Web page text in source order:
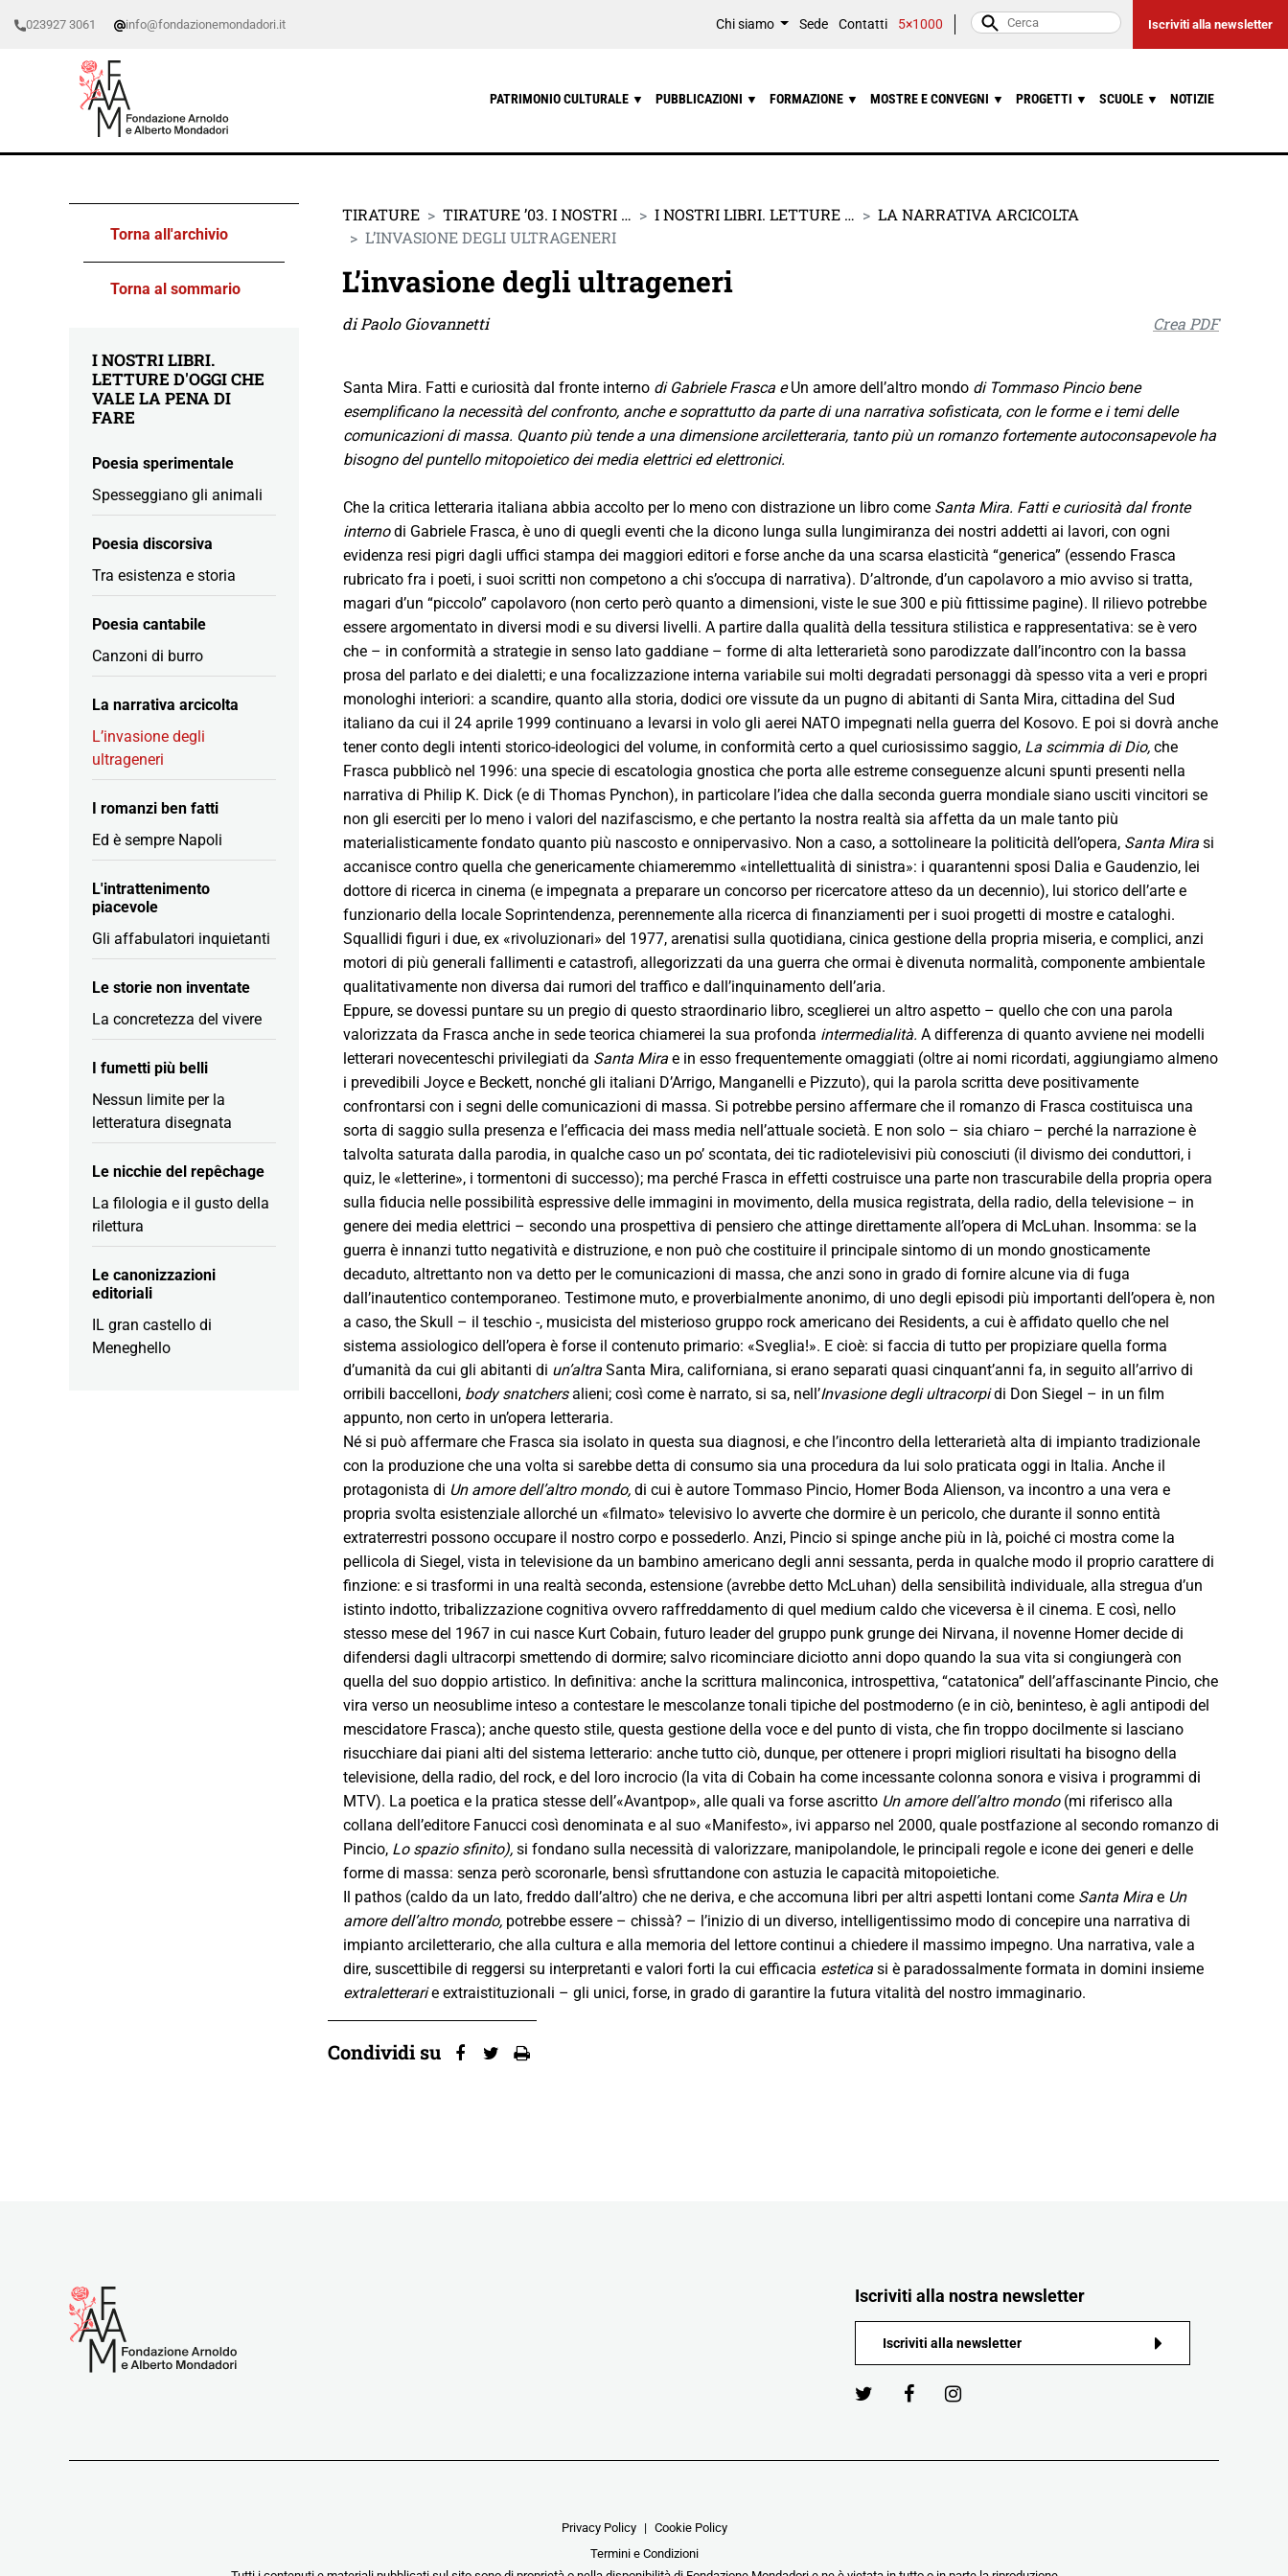
023927 3061 info@fondazionemondadori.it Chi siamo Sede Contatti 5×1000 Iscriviti alla newsletter
PATRIMONIO CULTURALE ▼ PUBBLICAZIONI ▼ FORMAZIONE ▼ MOSTRE E CONVEGNI ▼ PROGETTI ▼ SCUOLE ▼ NOTIZIE
Torna all'archivio
Torna al sommario
I NOSTRI LIBRI.
LETTURE D'OGGI CHE
VALE LA PENA DI
FARE
Poesia sperimentale
Spesseggiano gli animali
Poesia discorsiva
Tra esistenza e storia
Poesia cantabile
Canzoni di burro
La narrativa arcicolta
L’invasione degli
ultrageneri
I romanzi ben fatti
Ed è sempre Napoli
L'intrattenimento
piacevole
Gli affabulatori inquietanti
Le storie non inventate
La concretezza del vivere
I fumetti più belli
Nessun limite per la
letteratura disegnata
Le nicchie del repêchage
La filologia e il gusto della
rilettura
Le canonizzazioni
editoriali
IL gran castello di
Meneghello
TIRATURE TIRATURE ’03. I NOSTRI … I NOSTRI LIBRI. LETTURE …
LA NARRATIVA ARCICOLTA
L’INVASIONE DEGLI ULTRAGENERI
L’invasione degli ultrageneri
di Paolo Giovannetti Crea PDF
Santa Mira. Fatti e curiosità dal fronte interno di Gabriele Frasca eUn amore dell’altro mondo di Tommaso Pincio bene
esemplificano la necessità del confronto, anche e soprattutto da parte di una narrativa sofisticata, con le forme e i temi delle
comunicazioni di massa. Quanto più tende a una dimensione arciletteraria, tanto più un romanzo fortemente autoconsapevole ha
bisogno del puntello mitopoietico dei media elettrici ed elettronici.
Che la critica letteraria italiana abbia accolto per lo meno con distrazione un libro come Santa Mira. Fatti e curiosità dal fronte
internodi Gabriele Frasca, è uno di quegli eventi che la dicono lunga sulla lungimiranza dei nostri addetti ai lavori, con ogni
evidenza resi pigri dagli uffici stampa dei maggiori editori e forse anche da una scarsa elasticità “generica” (essendo Frasca
rubricato fra i poeti, i suoi scritti non competono a chi s’occupa di narrativa). D’altronde, d’un capolavoro a mio avviso si tratta,
magari d’un “piccolo” capolavoro (non certo però quanto a dimensioni, viste le sue 300 e più fittissime pagine). Il rilievo potrebbe
essere argomentato in diversi modi e su diversi livelli. A partire dalla qualità della tessitura stilistica e rappresentativa: se è vero
che – in conformità a strategie in senso lato gaddiane – forme di alta letterarietà sono parodizzate dall’incontro con la bassa
prosa del parlato e dei dialetti; e una focalizzazione interna variabile sui molti degradati personaggi dà spesso vita a veri e propri
monologhi interiori: a scandire, quanto alla storia, dodici ore vissute da un pugno di abitanti di Santa Mira, cittadina del Sud
italiano da cui il 24 aprile 1999 continuano a levarsi in volo gli aerei NATO impegnati nella guerra del Kosovo. E poi si dovrà anche
tener conto degli intenti storico-ideologici del volume, in conformità certo a quel curiosissimo saggio, La scimmia di Dio, che
Frasca pubblicò nel 1996: una specie di escatologia gnostica che porta alle estreme conseguenze alcuni spunti presenti nella
narrativa di Philip K. Dick (e di Thomas Pynchon), in particolare l’idea che dalla seconda guerra mondiale siano usciti vincitori se
non gli eserciti per lo meno i valori del nazifascismo, e che pertanto la nostra realtà sia affetta da un male tanto più
materialisticamente fondato quanto più nascosto e onnipervasivo. Non a caso, a sottolineare la politicità dell’opera, Santa Mira si
accanisce contro quella che genericamente chiameremmo «intellettualità di sinistra»: i quarantenni sposi Dalia e Gaudenzio, lei
dottore di ricerca in cinema (e impegnata a preparare un concorso per ricercatore atteso da un decennio), lui storico dell’arte e
funzionario della locale Soprintendenza, perennemente alla ricerca di finanziamenti per i suoi progetti di mostre e cataloghi.
Squallidi figuri i due, ex «rivoluzionari» del 1977, arenatisi sulla quotidiana, cinica gestione della propria miseria, e complici, anzi
motori di più generali fallimenti e catastrofi, allegorizzati da una guerra che ormai è divenuta normalità, componente ambientale
qualitativamente non diversa dai rumori del traffico e dall’inquinamento dell’aria.
Eppure, se dovessi puntare su un pregio di questo straordinario libro, sceglierei un altro aspetto – quello che con una parola
valorizzata da Frasca anche in sede teorica chiamerei la sua profonda intermedialità. A differenza di quanto avviene nei modelli
letterari novecenteschi privilegiati da Santa Mira e in esso frequentemente omaggiati (oltre ai nomi ricordati, aggiungiamo almeno
i prevedibili Joyce e Beckett, nonché gli italiani D’Arrigo, Manganelli e Pizzuto), qui la parola scritta deve positivamente
confrontarsi con i segni delle comunicazioni di massa. Si potrebbe persino affermare che il romanzo di Frasca costituisca una
sorta di saggio sulla presenza e l’efficacia dei mass media nell’attuale società. E non solo – sia chiaro – perché la narrazione è
talvolta saturata dalla parodia, in qualche caso un po’ scontata, dei tic radiotelevisivi più conosciuti (il divismo dei conduttori, i
quiz, le «letterine», i tormentoni di successo); ma perché Frasca in effetti costruisce una parte non trascurabile della propria opera
sulla fiducia nelle possibilità espressive delle immagini in movimento, della musica registrata, della radio, della televisione – in
genere dei media elettrici – secondo una prospettiva di pensiero che attinge direttamente all’opera di McLuhan. Insomma: se la
guerra è innanzi tutto negatività e distruzione, e non può che costituire il principale sintomo di un mondo gnosticamente
decaduto, altrettanto non va detto per le comunicazioni di massa, che anzi sono in grado di fornire alcune via di fuga
dall’inautentico contemporaneo. Testimone muto, e proverbialmente anonimo, di uno degli episodi più importanti dell’opera è, non
a caso, the Skull – il teschio -, musicista del misterioso gruppo rock americano dei Residents, a cui è affidato quello che nel
sistema assiologico dell’opera è forse il contenuto primario: «Sveglia!». E cioè: si faccia di tutto per propiziare quella forma
d’umanità da cui gli abitanti di un’altra Santa Mira, californiana, si erano separati quasi cinquant’anni fa, in seguito all’arrivo di
orribili baccelloni, body snatchersalieni; così come è narrato, si sa, nell’Invasione degli ultracorpidi Don Siegel – in un film
appunto, non certo in un’opera letteraria.
Né si può affermare che Frasca sia isolato in questa sua diagnosi, e che l’incontro della letterarietà alta di impianto tradizionale
con la produzione che una volta si sarebbe detta di consumo sia una procedura da lui solo praticata oggi in Italia. Anche il
protagonista di Un amore dell’altro mondo, di cui è autore Tommaso Pincio, Homer Boda Alienson, va incontro a una vera e
propria svolta esistenziale allorché un «filmato» televisivo lo avverte che dormire è un pericolo, che durante il sonno entità
extraterrestri possono occupare il nostro corpo e possederlo. Anzi, Pincio si spinge anche più in là, poiché ci mostra come la
pellicola di Siegel, vista in televisione da un bambino americano degli anni sessanta, perda in qualche modo il proprio carattere di
finzione: e si trasformi in una realtà seconda, estensione (avrebbe detto McLuhan) della sensibilità individuale, alla stregua d’un
istinto indotto, tribalizzazione cognitiva ovvero raffreddamento di quel medium caldo che viceversa è il cinema. E così, nello
stesso mese del 1967 in cui nasce Kurt Cobain, futuro leader del gruppo punk grunge dei Nirvana, il novenne Homer decide di
difendersi dagli ultracorpi smettendo di dormire; salvo ricominciare diciotto anni dopo quando la sua vita si congiungerà con
quella del suo doppio artistico. In definitiva: anche la scrittura malinconica, introspettiva, “catatonica” dell’affascinante Pincio, che
vira verso un neosublime inteso a contestare le mescolanze tonali tipiche del postmoderno (e in ciò, beninteso, è agli antipodi del
mescidatore Frasca); anche questo stile, questa gestione della voce e del punto di vista, che fin troppo docilmente si lasciano
risucchiare dai piani alti del sistema letterario: anche tutto ciò, dunque, per ottenere i propri migliori risultati ha bisogno della
televisione, della radio, del rock, e del loro incrocio (la vita di Cobain ha come incessante colonna sonora e visiva i programmi di
MTV). La poetica e la pratica stesse dell’«Avantpop», alle quali va forse ascritto Un amore dell’altro mondo (mi riferisco alla
collana dell’editore Fanucci così denominata e al suo «Manifesto», ivi apparso nel 2000, quale postfazione al secondo romanzo di
Pincio, Lo spazio sfinito), si fondano sulla necessità di valorizzare, manipolandole, le principali regole e icone dei generi e delle
forme di massa: senza però scoronarle, bensì sfruttandone con astuzia le capacità mitopoietiche.
Il pathos (caldo da un lato, freddo dall’altro) che ne deriva, e che accomuna libri per altri aspetti lontani come Santa Mira e Un
amore dell’altro mondo, potrebbe essere – chissà? – l’inizio di un diverso, intelligentissimo modo di concepire una narrativa di
impianto arciletterario, che alla cultura e alla memoria del lettore continui a chiedere il massimo impegno. Una narrativa, vale a
dire, suscettibile di reggersi su interpretanti e valori forti la cui efficacia estetica si è paradossalmente formata in domini insieme
extraletterarie extraistituzionali – gli unici, forse, in grado di garantire la futura vitalità del nostro immaginario.
Condividi su
Iscriviti alla nostra newsletter
Privacy Policy
Cookie Policy
Termini e Condizioni